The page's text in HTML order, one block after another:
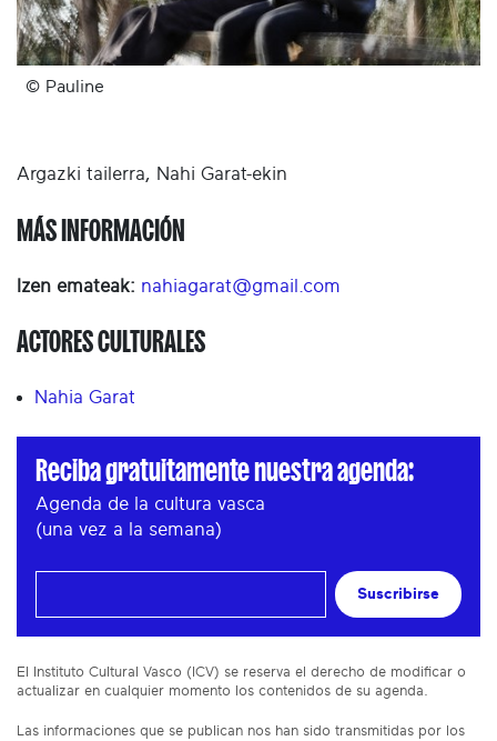
© Pauline
Argazki tailerra, Nahi Garat-ekin
MÁS INFORMACIÓN
Izen emateak: nahiagarat@gmail.com
ACTORES CULTURALES
Nahia Garat
Reciba gratuitamente nuestra agenda:
Agenda de la cultura vasca
(una vez a la semana)
Suscribirse
El Instituto Cultural Vasco (ICV) se reserva el derecho de modificar o
actualizar en cualquier momento los contenidos de su agenda.
Las informaciones que se publican nos han sido transmitidas por los